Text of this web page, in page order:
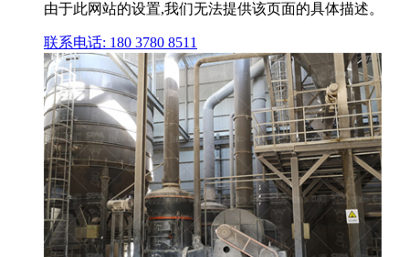
由于此网站的设置,我们无法提供该页面的具体描述。
联系电话: 180 3780 8511